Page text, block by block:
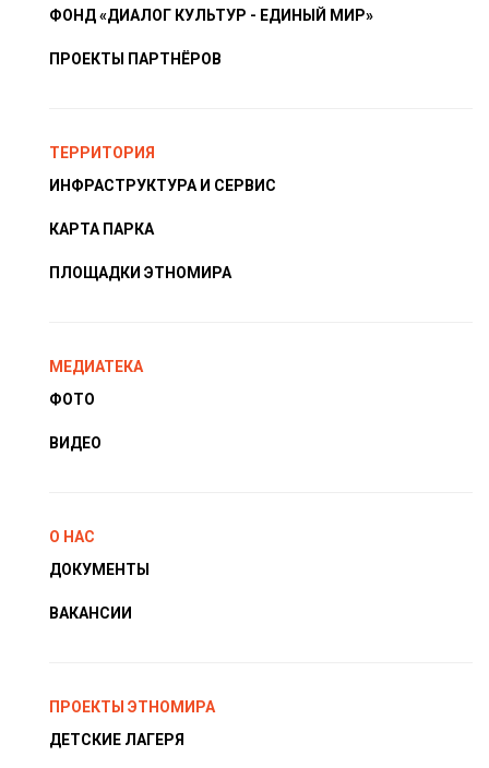
ФОНД «ДИАЛОГ КУЛЬТУР - ЕДИНЫЙ МИР»
ПРОЕКТЫ ПАРТНЁРОВ
ТЕРРИТОРИЯ
ИНФРАСТРУКТУРА И СЕРВИС
КАРТА ПАРКА
ПЛОЩАДКИ ЭТНОМИРА
МЕДИАТЕКА
ФОТО
ВИДЕО
О НАС
ДОКУМЕНТЫ
ВАКАНСИИ
ПРОЕКТЫ ЭТНОМИРА
ДЕТСКИЕ ЛАГЕРЯ